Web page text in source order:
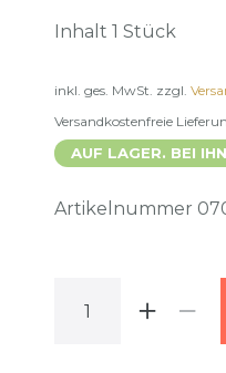
Inhalt 1 Stück
inkl. ges. MwSt. zzgl.
Versandkostenfreie
AUF LAGER. BEI
Artikelnummer